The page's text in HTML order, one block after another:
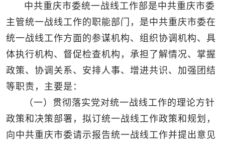
中共重庆市委统一战线工作部是中共重庆市委
主管统一战线工作的职能部门，是中共重庆市委在
统一战线工作方面的参谋机构、组织协调机构、具
体执行机构、督促检查机构，承担了解情况、掌握
政策、协调关系、安排人事、增进共识、加强团结
等职责，主要是：
（一）贯彻落实党对统一战线工作的理论方针
政策和决策部署，拟订统一战线工作政策和规划，
向中共重庆市委请示报告统一战线工作并提出意见